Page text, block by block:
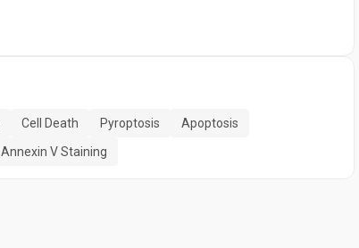
Cell Death Pyroptosis
Apoptosis
Annexin V Staining